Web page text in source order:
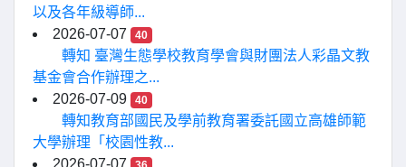
以及各年級導師...
2026-07-07
40
轉知 臺灣生態學校教育學會與財團法人彩晶文教
基金會合作辦理之...
2026-07-09
40
轉知教育部國民及學前教育署委託國立高雄師範
大學辦理「校園性教...
2026-07-07